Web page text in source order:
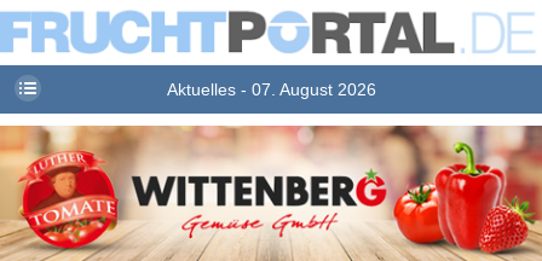
Aktuelles - 07. August 2026